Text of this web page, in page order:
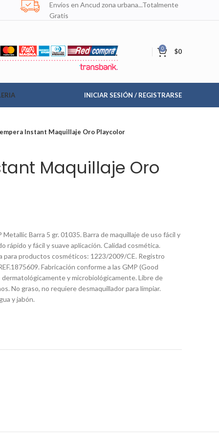
Envíos en Ancud zona urbana...Totalmente
Gratis
0 $0
INICIAR SESIÓN / REGISTRARSE
Instant Maquillaje Oro Playcolor
Maquillaje Oro
Barra 5 gr. 01035. Barra de maquillaje de uso fácil y
rápido y fácil y suave aplicación. Calidad cosmética.
para productos cosméticos: 1223/2009/CE. Registro
Fabricación conforme a las GMP (Good
y microbiológicamente. Libre de
No graso, no requiere desmaquillador para limpiar.
y jabón.